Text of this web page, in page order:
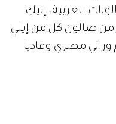
العربية. إليكِ
من صالون كل من إيلي
وراني مصري وفاديا